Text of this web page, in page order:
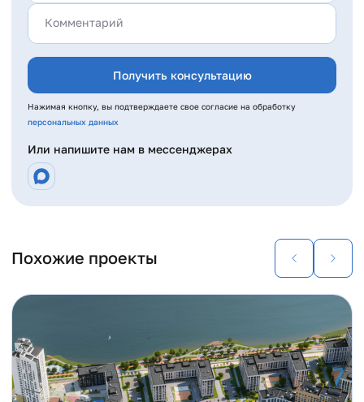
Получить консультацию
Нажимая кнопку, вы подтверждаете свое согласие на обработку
персональных данных
Или напишите нам в мессенджерах
Похожие проекты